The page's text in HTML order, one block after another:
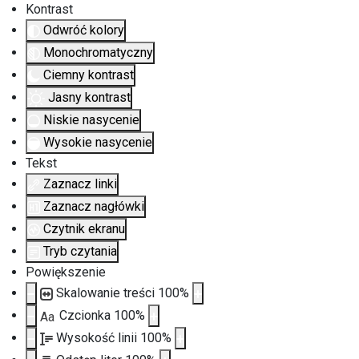
Kontrast
Odwróć kolory
Monochromatyczny
Ciemny kontrast
Jasny kontrast
Niskie nasycenie
Wysokie nasycenie
Tekst
Zaznacz linki
Zaznacz nagłówki
Czytnik ekranu
Tryb czytania
Powiększenie
Skalowanie treści 100%
Aa Czcionka 100%
Wysokość linii 100%